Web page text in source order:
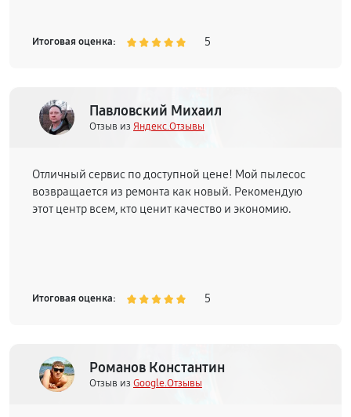
Итоговая оценка: 5
Павловский Михаил
Отзыв из Яндекс.Отзывы
Отличный сервис по доступной цене! Мой пылесос
возвращается из ремонта как новый. Рекомендую
этот центр всем, кто ценит качество и экономию.
Итоговая оценка: 5
Романов Константин
Отзыв из Google.Отзывы